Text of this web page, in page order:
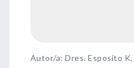
Autor/a: Dres. Esposito K,